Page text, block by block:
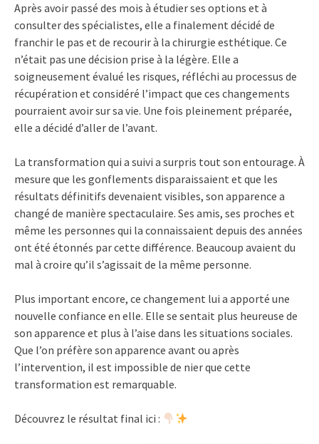
Après avoir passé des mois à étudier ses options et à
consulter des spécialistes, elle a finalement décidé de
franchir le pas et de recourir à la chirurgie esthétique. Ce
n’était pas une décision prise à la légère. Elle a
soigneusement évalué les risques, réfléchi au processus de
récupération et considéré l’impact que ces changements
pourraient avoir sur sa vie. Une fois pleinement préparée,
elle a décidé d’aller de l’avant.
La transformation qui a suivi a surpris tout son entourage. À
mesure que les gonflements disparaissaient et que les
résultats définitifs devenaient visibles, son apparence a
changé de manière spectaculaire. Ses amis, ses proches et
même les personnes qui la connaissaient depuis des années
ont été étonnés par cette différence. Beaucoup avaient du
mal à croire qu’il s’agissait de la même personne.
Plus important encore, ce changement lui a apporté une
nouvelle confiance en elle. Elle se sentait plus heureuse de
son apparence et plus à l’aise dans les situations sociales.
Que l’on préfère son apparence avant ou après
l’intervention, il est impossible de nier que cette
transformation est remarquable.
Découvrez le résultat final ici :